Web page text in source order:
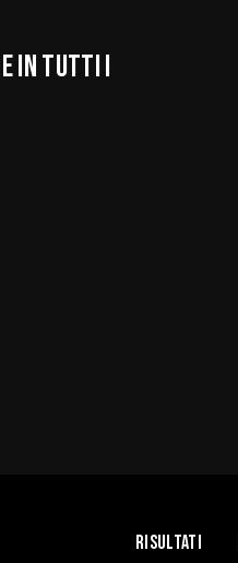
IN TUTTI I
Risultati